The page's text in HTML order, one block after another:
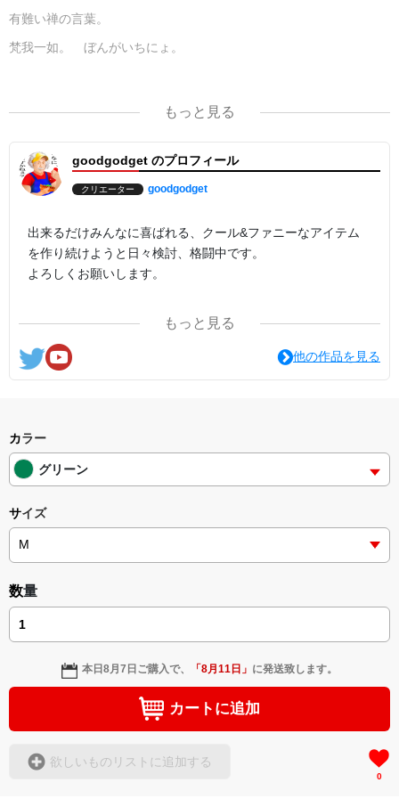
有難い禅の言葉。
梵我一如。 ぼんがいちにょ。
もっと見る
goodgodget のプロフィール
クリエーター goodgodget
出来るだけみんなに喜ばれる、クール&ファニーなアイテム
を作り続けようと日々検討、格闘中です。
よろしくお願いします。
ここの他にも『日日彼是色々面白可笑し。IN SUZURI』や
nichinichioo by BASE にも展開中。
コチラもよろしくお願いします。
もっと見る
他の作品を見る
カラー
グリーン
サイズ
数量
本日8月7日 ご購入で、 「8月11日 」 に発送致します。
カートに追加
欲しいものリストに追加する
0